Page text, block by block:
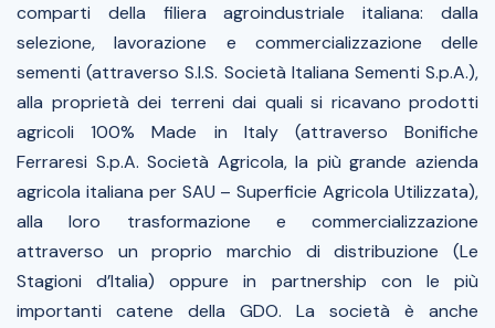
comparti della filiera agroindustriale italiana: dalla
selezione, lavorazione e commercializzazione delle
sementi (attraverso S.I.S. Società Italiana Sementi S.p.A.),
alla proprietà dei terreni dai quali si ricavano prodotti
agricoli 100% Made in Italy (attraverso Bonifiche
Ferraresi S.p.A. Società Agricola, la più grande azienda
agricola italiana per SAU – Superficie Agricola Utilizzata),
alla loro trasformazione e commercializzazione
attraverso un proprio marchio di distribuzione (Le
Stagioni d’Italia) oppure in partnership con le più
importanti catene della GDO. La società è anche